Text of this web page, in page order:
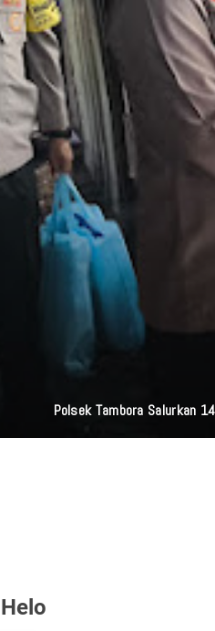
Polsek Tambora Salurkan